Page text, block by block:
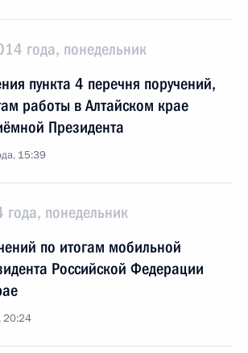
года, понедельник
пункта 4 перечня поручений,
работы в Алтайском крае
Президента
15:39
понедельник
по итогам мобильной
Российской Федерации
20:24